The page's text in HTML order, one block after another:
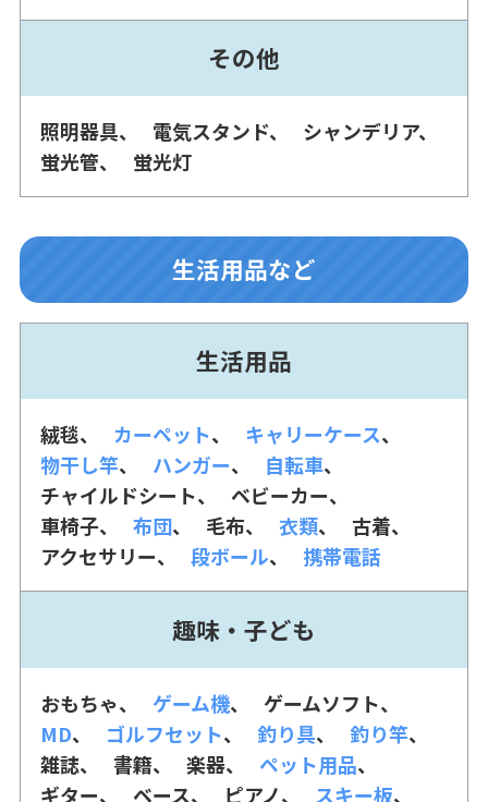
その他
照明器具 電気スタンド
シャンデリア
蛍光管
蛍光灯
生活用品など
生活用品
絨毯 カーペット
キャリーケース
物干し竿
ハンガー
自転車
チャイルドシート
ベビーカー
車椅子
布団 毛布 衣類
古着
アクセサリー
段ボール 携帯電話
趣味・子ども
おもちゃ ゲーム機
ゲームソフト
MD
ゴルフセット 釣り具
釣り竿
雑誌
書籍 楽器
ペット用品
ギター
ベース ピアノ スキー板